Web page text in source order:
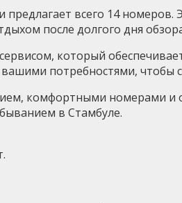
предлагает всего 14
после долгого дня
который
потребностями,
комфортными номерами и
в Стамбуле.